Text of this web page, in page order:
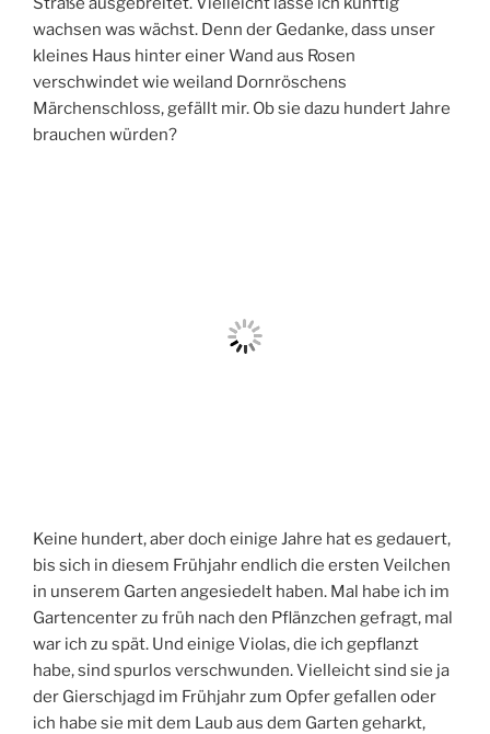
wachsen was wächst. Denn der Gedanke, dass unser
kleines Haus hinter einer Wand aus Rosen
verschwindet wie weiland Dornröschens
Märchenschloss, gefällt mir. Ob sie dazu hundert Jahre
brauchen würden?
Keine hundert, aber doch einige Jahre hat es gedauert,
bis sich in diesem Frühjahr endlich die ersten Veilchen
in unserem Garten angesiedelt haben. Mal habe ich im
Gartencenter zu früh nach den Pflänzchen gefragt, mal
war ich zu spät. Und einige Violas, die ich gepflanzt
habe, sind spurlos verschwunden. Vielleicht sind sie ja
der Gierschjagd im Frühjahr zum Opfer gefallen oder
ich habe sie mit dem Laub aus dem Garten geharkt,